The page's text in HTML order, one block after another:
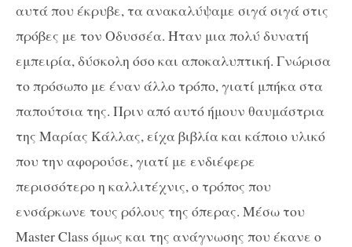
αυτά που έκρυβε, τα ανακαλύψαμε σιγά σιγά στις
πρόβες με τον Οδυσσέα. Ήταν μια πολύ δυνατή
εμπειρία, δύσκολη όσο και αποκαλυπτική. Γνώρισα
το πρόσωπο με έναν άλλο τρόπο, γιατί μπήκα στα
παπούτσια της. Πριν από αυτό ήμουν θαυμάστρια
της Μαρίας Κάλλας, είχα βιβλία και κάποιο υλικό
που την αφορούσε, γιατί με ενδιέφερε
περισσότερο η καλλιτέχνις, ο τρόπος που
ενσάρκωνε τους ρόλους της όπερας. Μέσω του
MasterClass όμως και της ανάγνωσης που έκανε ο